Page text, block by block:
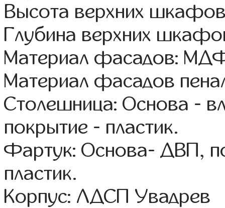
Высота верхних
Глубина верхних
Материал фасадов:
Материал фасадов
Столешница: Основа -
покрытие - пластик.
Фартук: Основа- ДВП,
пластик.
Корпус: ЛДСП Увадрев